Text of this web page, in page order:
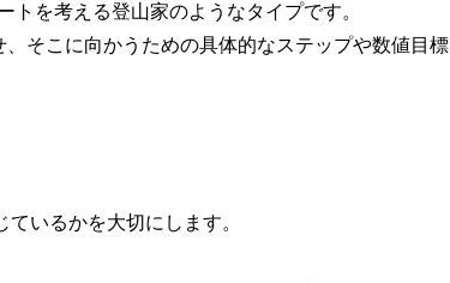
を考える登山家のようなタイプです。
そこに向かうための具体的なステップや数値目標
いるかを大切にします。